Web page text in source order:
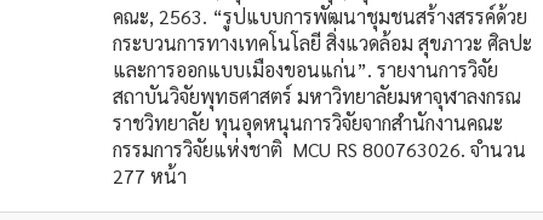
คณะ, 2563. “รูปแบบการพัฒนาชุมชนสร้างสรรค์ด้วย
กระบวนการทางเทคโนโลยี สิ่งแวดล้อม สุขภาวะ ศิลปะ
และการออกแบบเมืองขอนแก่น”. รายงานการวิจัย
สถาบันวิจัยพุทธศาสตร์ มหาวิทยาลัยมหาจุฬาลงกรณ
ราชวิทยาลัย ทุนอุดหนุนการวิจัยจากสำนักงานคณะ
กรรมการวิจัยแห่งชาติ MCU RS 800763026. จำนวน
277 หน้า